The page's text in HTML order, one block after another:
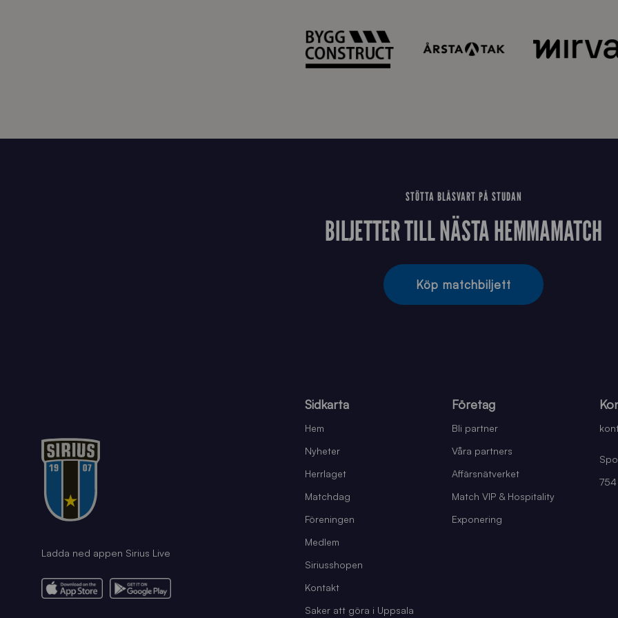
a
t
i
N
STÖTTA BLÅSVART PÅ STUDAN
BILJETTER TILL NÄSTA HEMMAMATCH
Köp matchbiljett
Ladda ned appen Sirius Live
Sidkarta
Hem
Nyheter
Herrlaget
Matchdag
Föreningen
Medlem
Siriusshopen
Kontakt
Saker att göra i Uppsala
Företag
Bli partner
Våra partners
Affärsnätverket
Match VIP & Hospitality
Exponering
754